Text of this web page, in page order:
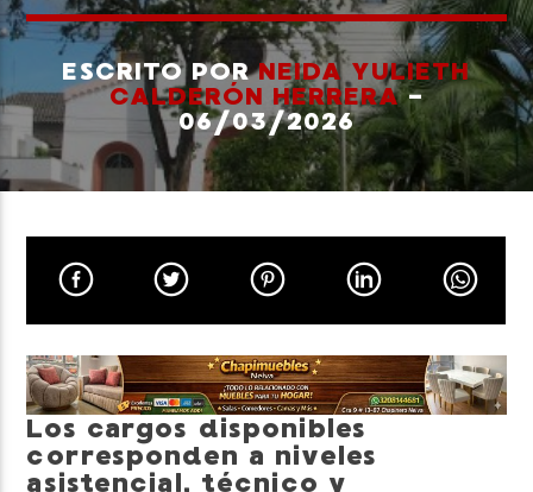
CANCIÓN ACTUAL
TÍTULO
ARTISTA
Neiva Estereo
ESCRITO PORNEIDA YULIETH
CALDERÓN HERRERA-
06/03/2026
Los cargos disponibles
corresponden a niveles
asistencial, técnico y